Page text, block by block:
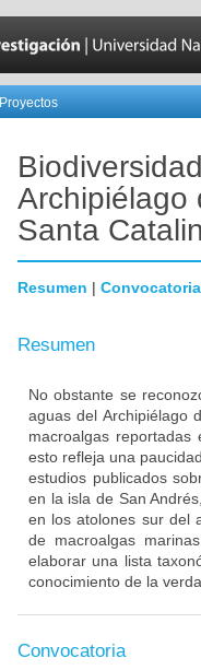
Proyectos
Archipiélago
Santa
Resumen | Convocatoria
Resumen
No obstante se
aguas del Archipiélago
macroalgas
esto refleja una
estudios publicados
en la isla de San
en los atolones sur del
de macroalgas
elaborar una lista
conocimiento de la
Convocatoria